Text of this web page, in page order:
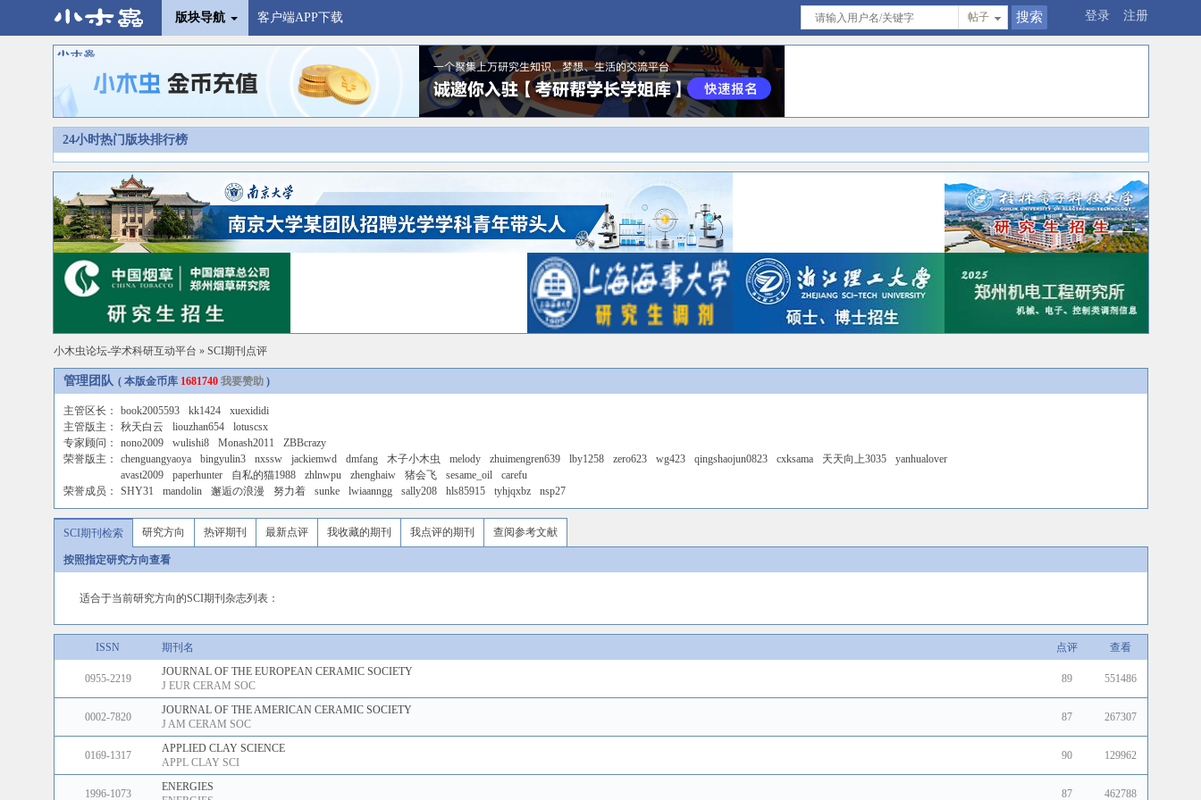
版块导航 客户端APP下载 登录 注册
帖子
24小时热门版块排行榜
小木虫论坛-学术科研互动平台 » SCI期刊点评
管理团队 ( 本版金币库 1681740 我要赞助)
主管区长： book2005593 kk1424
xuexididi
主管版主：
秋天白云 liouzhan654
lotuscsx
专家顾问：
nono2009 wulishi8 Monash2011
ZBBcrazy
荣誉版主：
chenguangyaoya bingyulin3 nxssw jackiemwd dmfang 木子小木虫 melody zhuimengren639 lby1258 zero623 wg423 qingshaojun0823 cxksama 天天向上3035
yanhualover
avast2009
paperhunter 自私的猫1988 zhlnwpu zhenghaiw 猪会飞 sesame_oil
carefu
荣誉成员：
SHY31 mandolin 邂逅の浪漫 努力着 sunke lwiaanngg sally208 hls85915 tyhjqxbz nsp27
SCI期刊检索 研究方向 热评期刊 最新点评 我收藏的期刊 我点评的期刊 查阅参考文献
按照指定研究方向查看
适合于当前研究方向的SCI期刊杂志列表：
ISSN 期刊名 点评 查看
0955-2219
JOURNAL OF THE EUROPEAN CERAMIC SOCIETY
J EUR CERAM SOC
89 551486
0002-7820
JOURNAL OF THE AMERICAN CERAMIC SOCIETY
J AM CERAM SOC
87 267307
0169-1317
APPLIED CLAY SCIENCE
APPL CLAY SCI
90 129962
1996-1073
ENERGIES
87 462788